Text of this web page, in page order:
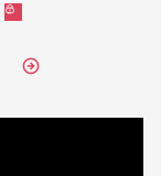
Cet
réservé
abonnés
Page